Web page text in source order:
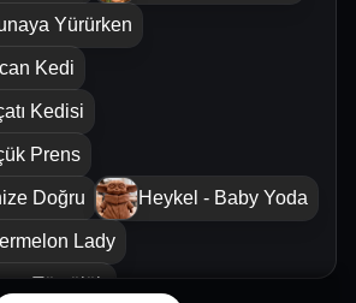
Yürürken
Kedi
Kedisi
Prens
Doğru Heykel - Baby Yoda
Lady
Tütsülük